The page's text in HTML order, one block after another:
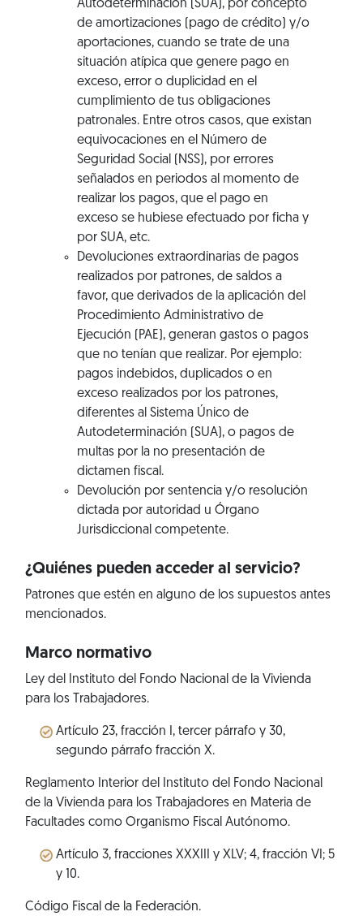
Autodeterminación (SUA), por concepto
de amortizaciones (pago de crédito) y/o
aportaciones, cuando se trate de una
situación atípica que genere pago en
exceso, error o duplicidad en el
cumplimiento de tus obligaciones
patronales. Entre otros casos, que existan
equivocaciones en el Número de
Seguridad Social (NSS), por errores
señalados en periodos al momento de
realizar los pagos, que el pago en
exceso se hubiese efectuado por ficha y
por SUA, etc.
Devoluciones extraordinarias de pagos
realizados por patrones, de saldos a
favor, que derivados de la aplicación del
Procedimiento Administrativo de
Ejecución (PAE), generan gastos o pagos
que no tenían que realizar. Por ejemplo:
pagos indebidos, duplicados o en
exceso realizados por los patrones,
diferentes al Sistema Único de
Autodeterminación (SUA), o pagos de
multas por la no presentación de
dictamen fiscal.
Devolución por sentencia y/o resolución
dictada por autoridad u Órgano
Jurisdiccional competente.
¿Quiénes pueden acceder al servicio?
Patrones que estén en alguno de los supuestos antes
mencionados.
Marco normativo
Ley del Instituto del Fondo Nacional de la Vivienda
para los Trabajadores.
Artículo 23, fracción I, tercer párrafo y 30,
segundo párrafo fracción X.
Reglamento Interior del Instituto del Fondo Nacional
de la Vivienda para los Trabajadores en Materia de
Facultades como Organismo Fiscal Autónomo.
Artículo 3, fracciones XXXIII y XLV; 4, fracción VI; 5
y 10.
Código Fiscal de la Federación.